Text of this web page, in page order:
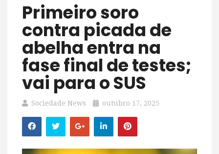
Primeiro soro
contra picada de
abelha entra na
fase final de testes;
vai para o SUS
Sociedade News outubro 17, 2025